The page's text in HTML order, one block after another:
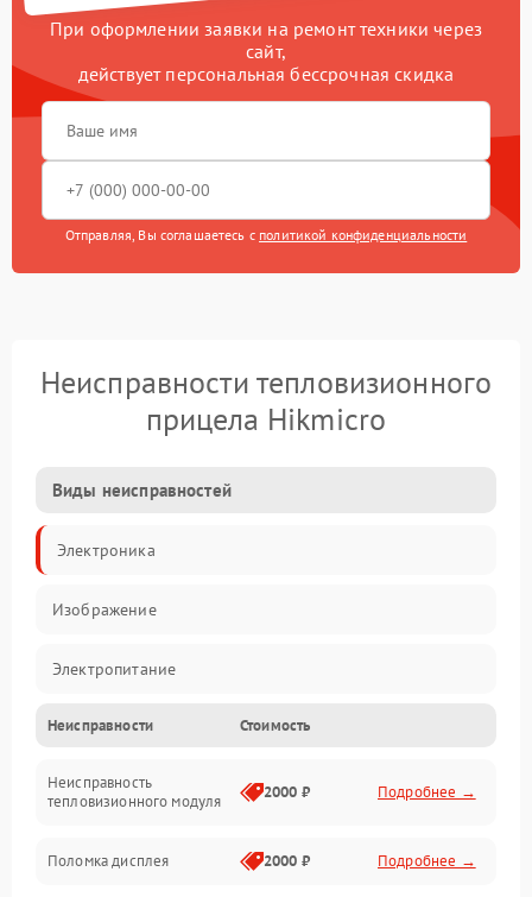
При оформлении заявки на ремонт техники через
сайт,
действует персональная бессрочная скидка
Отправляя, Вы соглашаетесь с политикой конфиденциальности
Неисправности тепловизионного
прицела Hikmicro
Виды неисправностей
Электроника
Изображение
Электропитание
Измерения
Матрица
Неисправности Стоимость
Неисправность
тепловизионного модуля
2000 ₽ Подробнее →
Поломка дисплея 2000 ₽ Подробнее →